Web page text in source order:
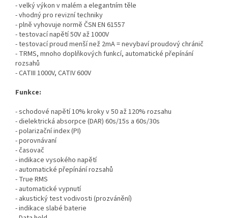
- velký výkon v malém a elegantním těle
- vhodný pro revizní techniky
- plně vyhovuje normě ČSN EN 61557
- testovací napětí 50V až 1000V
- testovací proud menší než 2mA = nevybaví proudový chránič
- TRMS, mnoho doplňkových funkcí, automatické přepínání
rozsahů
- CATIII 1000V, CATIV 600V
Funkce:
- schodové napětí 10% kroky v 50 až 120% rozsahu
- dielektrická absorpce (DAR) 60s/15s a 60s/30s
- polarizační index (PI)
- porovnávaní
- časovač
- indikace vysokého napětí
- automatické přepínání rozsahů
- True RMS
- automatické vypnutí
- akustický test vodivosti (prozvánění)
- indikace slabé baterie